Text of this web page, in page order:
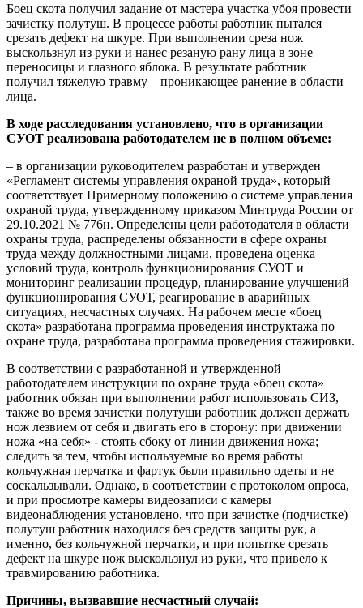
Боец скота получил задание от мастера участка убоя провести
зачистку полутуш. В процессе работы работник пытался
срезать дефект на шкуре. При выполнении среза нож
выскользнул из руки и нанес резаную рану лица в зоне
переносицы и глазного яблока. В результате работник
получил тяжелую травму – проникающее ранение в области
лица.
В ходе расследования установлено, что в организации
СУОТ реализована работодателем не в полном объеме:
– в организации руководителем разработан и утвержден
«Регламент системы управления охраной труда», который
соответствует Примерному положению о системе управления
охраной труда, утвержденному приказом Минтруда России от
29.10.2021 № 776н. Определены цели работодателя в области
охраны труда, распределены обязанности в сфере охраны
труда между должностными лицами, проведена оценка
условий труда, контроль функционирования СУОТ и
мониторинг реализации процедур, планирование улучшений
функционирования СУОТ, реагирование в аварийных
ситуациях, несчастных случаях. На рабочем месте «боец
скота» разработана программа проведения инструктажа по
охране труда, разработана программа проведения стажировки.
В соответствии с разработанной и утвержденной
работодателем инструкции по охране труда «боец скота»
работник обязан при выполнении работ использовать СИЗ,
также во время зачистки полутуши работник должен держать
нож лезвием от себя и двигать его в сторону: при движении
ножа «на себя» - стоять сбоку от линии движения ножа;
следить за тем, чтобы используемые во время работы
кольчужная перчатка и фартук были правильно одеты и не
соскальзывали. Однако, в соответствии с протоколом опроса,
и при просмотре камеры видеозаписи с камеры
видеонаблюдения установлено, что при зачистке (подчистке)
полутуш работник находился без средств защиты рук, а
именно, без кольчужной перчатки, и при попытке срезать
дефект на шкуре нож выскользнул из руки, что привело к
травмированию работника.
Причины, вызвавшие несчастный случай: